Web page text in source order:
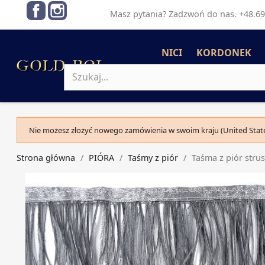
Masz pytania? Zadzwoń do nas.
Facebook
NICI KORDONEK
Nie możesz złożyć nowego zamówienia w swoim kraju (United
Strona główna PIÓRA Taśmy z piór Taśma z piór